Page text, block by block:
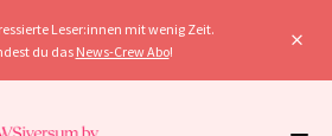
Leser:innen mit wenig Zeit.
du das News-Crew Abo!